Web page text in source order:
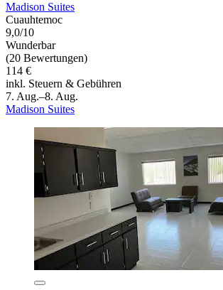
Madison Suites
Cuauhtemoc
9,0/10
Wunderbar
(20 Bewertungen)
114 €
inkl. Steuern & Gebühren
7. Aug.–8. Aug.
Madison Suites